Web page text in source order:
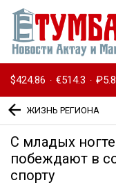
$424.86 · €514.3 ·
ЖИЗНЬ РЕГИОНА
С младых
побеждают в
спорту